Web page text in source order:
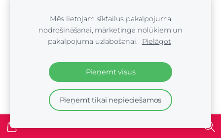
Hydra Groomers (Brazīlija)
Mēs lietojam sīkfailus pakalpojuma
nodrošināšanai, mārketinga nolūkiem un
pakalpojuma uzlabošanai.
Pielāgot
Pieņemt visus
Pieņemt tikai nepieciešamos